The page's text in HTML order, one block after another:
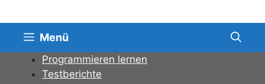
Inhalt
springen Menü
Programmieren lernen
Testberichte